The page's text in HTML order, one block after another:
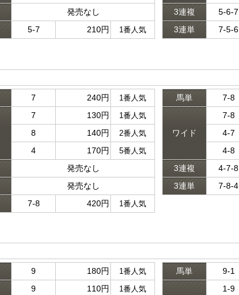
発売なし
5-7 210円 1番人気
3連複 5-6-7
3連単 7-5-6
7 240円 1番人気
7 130円 1番人気
8 140円 2番人気
4 170円 5番人気
発売なし
発売なし
7-8 420円 1番人気
馬単 7-8
ワイド
7-8
4-7
4-8
3連複 4-7-8
3連単 7-8-4
9 180円 1番人気
9 110円 1番人気
馬単 9-1
1-9